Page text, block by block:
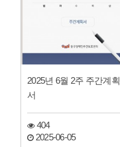
2025년 6월 2주 주간계획
서
404
2025-06-05